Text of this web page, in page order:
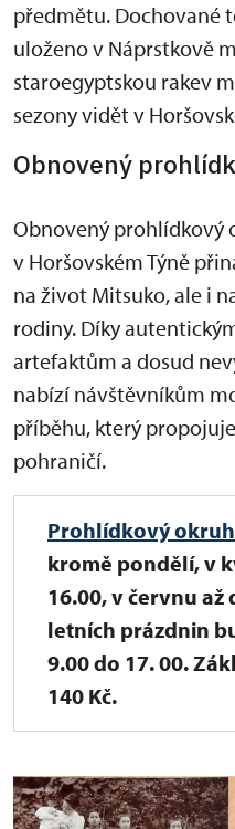
předmětu. Dochované
uloženo v Náprstkově
staroegyptskou rakev
sezony vidět v
Obnovený
Obnovený prohlídkový
v Horšovském Týně
na život Mitsuko, ale i
rodiny. Díky
artefaktům a dosud
nabízí návštěvníkům
příběhu, který
pohraničí.
Prohlídkový okruh
kromě pondělí, v
16.00, v červnu až
letních prázdnin
9.00 do 17. 00.
140 Kč.